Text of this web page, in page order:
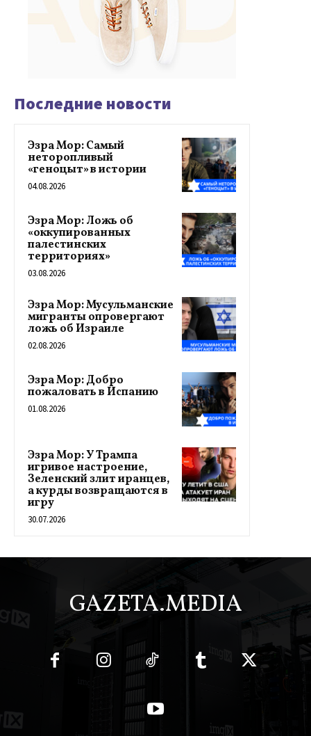
Последние новости
Эзра Мор: Самый
неторопливый
«геноцыт» в истории
04.08.2026
Эзра Мор: Ложь об
«оккупированных
палестинских
территориях»
03.08.2026
Эзра Мор: Мусульманские
мигранты опровергают
ложь об Израиле
02.08.2026
Эзра Мор: Добро
пожаловать в Испанию
01.08.2026
Эзра Мор: У Трампа
игривое настроение,
Зеленский злит иранцев,
а курды возвращаются в
игру
30.07.2026
GAZETA.MEDIA